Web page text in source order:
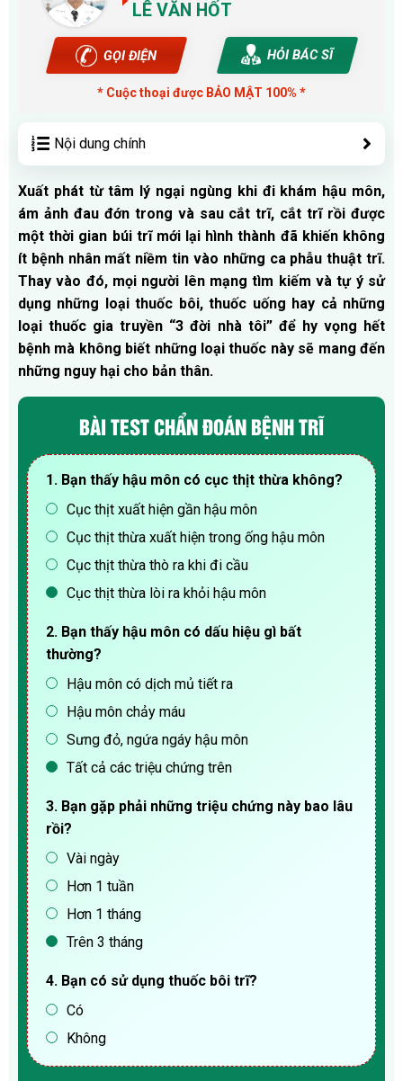
LÊ VĂN HỐT
GỌI ĐIỆN HỎI BÁC SĨ
* Cuộc thoại được BẢO MẬT 100% *
Nội dung chính
Xuất phát từ tâm lý ngại ngùng khi đi khám hậu môn,
ám ảnh đau đớn trong và sau cắt trĩ, cắt trĩ rồi được
một thời gian búi trĩ mới lại hình thành đã khiến không
ít bệnh nhân mất niềm tin vào những ca phẫu thuật trĩ.
Thay vào đó, mọi người lên mạng tìm kiếm và tự ý sử
dụng những loại thuốc bôi, thuốc uống hay cả những
loại thuốc gia truyền “3 đời nhà tôi” để hy vọng hết
bệnh mà không biết những loại thuốc này sẽ mang đến
những nguy hại cho bản thân.
BÀI TEST CHẨN ĐOÁN BỆNH TRĨ
1. Bạn thấy hậu môn có cục thịt thừa không?
Cục thịt xuất hiện gần hậu môn
Cục thịt thừa xuất hiện trong ống hậu môn
Cục thịt thừa thò ra khi đi cầu
Cục thịt thừa lòi ra khỏi hậu môn
2. Bạn thấy hậu môn có dấu hiệu gì bất
thường?
Hậu môn có dịch mủ tiết ra
Hậu môn chảy máu
Sưng đỏ, ngứa ngáy hậu môn
Tất cả các triệu chứng trên
3. Bạn gặp phải những triệu chứng này bao lâu
rồi?
Vài ngày
Hơn 1 tuần
Hơn 1 tháng
Trên 3 tháng
4. Bạn có sử dụng thuốc bôi trĩ?
Có
Không